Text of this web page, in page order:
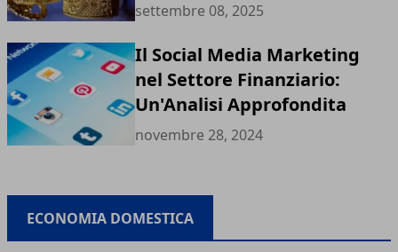
settembre 08, 2025
Il Social Media Marketing
nel Settore Finanziario:
Un'Analisi Approfondita
novembre 28, 2024
ECONOMIA DOMESTICA